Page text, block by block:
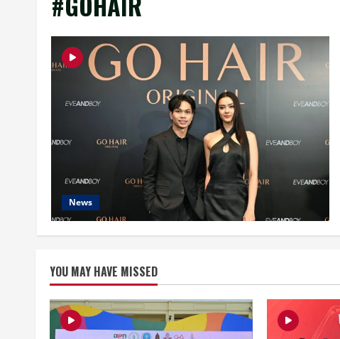
News
YOU MAY HAVE MISSED